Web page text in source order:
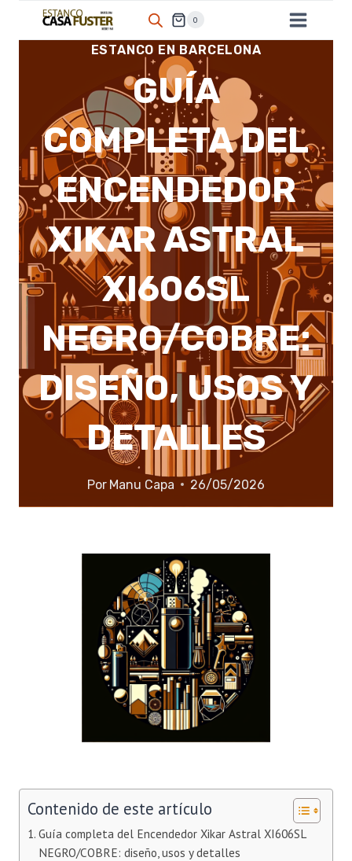
0
ESTANCO EN BARCELONA
GUÍA
COMPLETA DEL
ENCENDEDOR
XIKAR ASTRAL
XI606SL
NEGRO/COBRE:
DISEÑO, USOS Y
DETALLES
Por Manu Capa 26/05/2026
Contenido de este artículo
Guía completa del Encendedor Xikar Astral XI606SL
NEGRO/COBRE: diseño, usos y detalles